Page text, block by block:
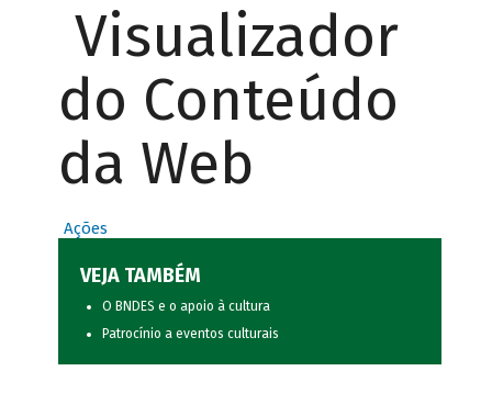
Visualizador
do Conteúdo
da Web
Ações
VEJA TAMBÉM
O BNDES e o apoio à cultura
Patrocínio a eventos culturais